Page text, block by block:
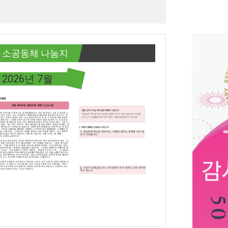
소공동체 나눔지
2026년 7월